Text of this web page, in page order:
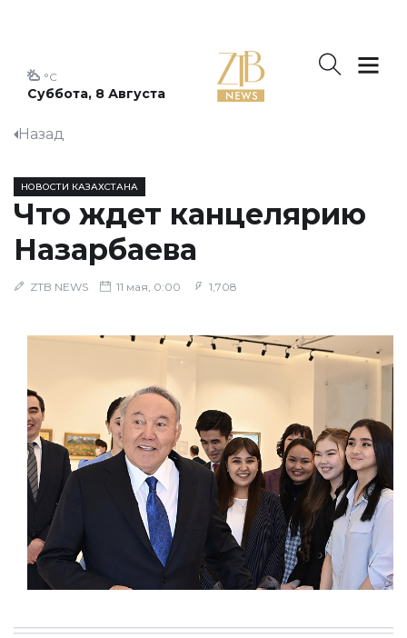
Суббота, 8 Августа
°C
Назад
НОВОСТИ КАЗАХСТАНА
Что ждет канцелярию
Назарбаева
ZTB NEWS 11 мая, 0:00 1,708